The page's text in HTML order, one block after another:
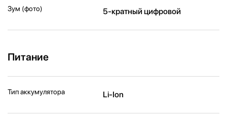
Зум (фото) 5-кратный цифровой
Питание
Тип аккумулятора Li-Ion